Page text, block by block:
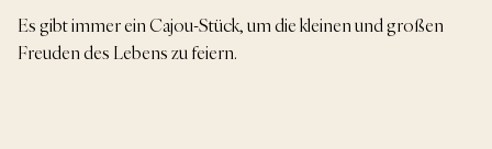
Es gibt immer ein Cajou-Stück, um die kleinen und großen
Freuden des Lebens zu feiern.